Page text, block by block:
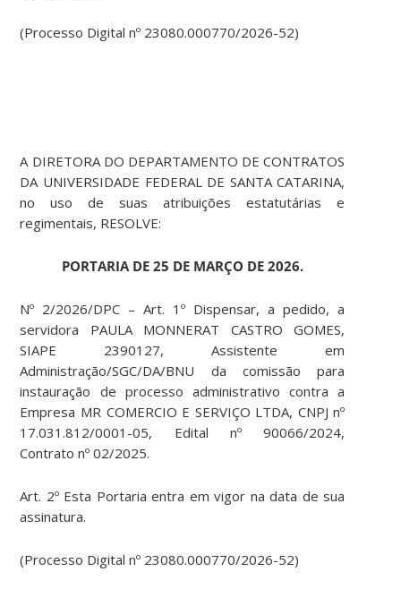
(Processo Digital nº 23080.000770/2026-52)
A DIRETORA DO DEPARTAMENTO DE CONTRATOS
DA UNIVERSIDADE FEDERAL DE SANTA CATARINA,
no uso de suas atribuições estatutárias e
regimentais, RESOLVE:
PORTARIA DE 25 DE MARÇO DE 2026.
Nº 2/2026/DPC – Art. 1º Dispensar, a pedido, a
servidora PAULA MONNERAT CASTRO GOMES,
SIAPE 2390127, Assistente em
Administração/SGC/DA/BNU da comissão para
instauração de processo administrativo contra a
Empresa MR COMERCIO E SERVIÇO LTDA, CNPJ nº
17.031.812/0001-05, Edital nº 90066/2024,
Contrato nº 02/2025.
Art. 2º Esta Portaria entra em vigor na data de sua
assinatura.
(Processo Digital nº 23080.000770/2026-52)